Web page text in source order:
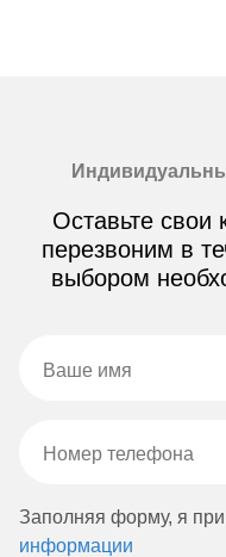
Оставьте свои
перезвоним в
выбором
Заполняя форму, я
информации